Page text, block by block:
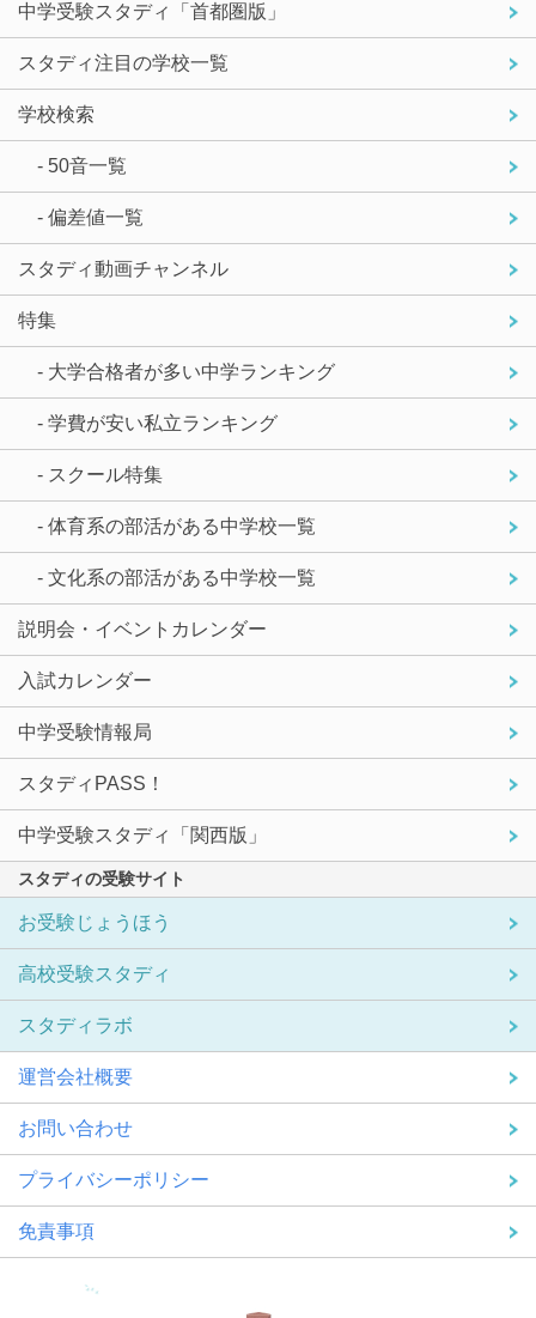
中学受験スタディ「首都圏版」
スタディ注目の学校一覧
学校検索
- 50音一覧
- 偏差値一覧
スタディ動画チャンネル
特集
- 大学合格者が多い中学ランキング
- 学費が安い私立ランキング
- スクール特集
- 体育系の部活がある中学校一覧
- 文化系の部活がある中学校一覧
説明会・イベントカレンダー
入試カレンダー
中学受験情報局
スタディPASS！
中学受験スタディ「関西版」
スタディの受験サイト
お受験じょうほう
高校受験スタディ
スタディラボ
運営会社概要
お問い合わせ
プライバシーポリシー
免責事項